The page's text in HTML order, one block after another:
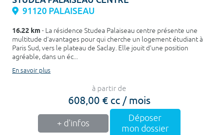
91120 PALAISEAU
16.22 km- La résidence Studea Palaiseau centre présente une
multitude d'avantages pour qui cherche un logement étudiant à
Paris Sud, vers le plateau de Saclay. Elle jouit d'une position
agréable, dans un éc...
En savoir plus
à partir de
608,00 € cc / mois
+ d'infos
Déposer
mon dossier